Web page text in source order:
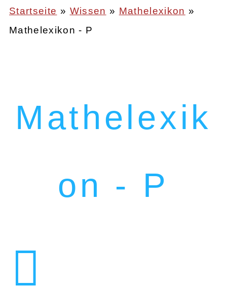
Pfadnavigation
Startseite Wissen
Mathelexikon
Mathelexikon - P
Mathelexik
on - P